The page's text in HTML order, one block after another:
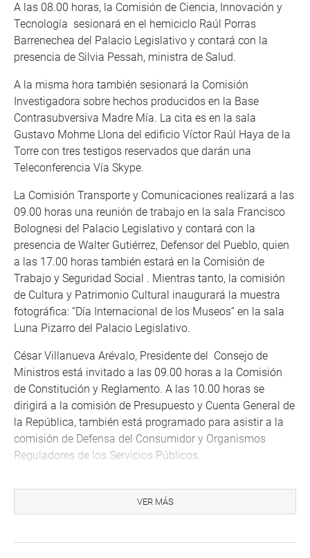
A las 08.00 horas, la Comisión de Ciencia, Innovación y
Tecnología sesionará en el hemiciclo Raúl Porras
Barrenechea del Palacio Legislativo y contará con la
presencia de Silvia Pessah, ministra de Salud.
A la misma hora también sesionará la Comisión
Investigadora sobre hechos producidos en la Base
Contrasubversiva Madre Mía. La cita es en la sala
Gustavo Mohme Llona del edificio Víctor Raúl Haya de la
Torre con tres testigos reservados que darán una
Teleconferencia Vía Skype.
La Comisión Transporte y Comunicaciones realizará a las
09.00 horas una reunión de trabajo en la sala Francisco
Bolognesi del Palacio Legislativo y contará con la
presencia de Walter Gutiérrez, Defensor del Pueblo, quien
a las 17.00 horas también estará en la Comisión de
Trabajo y Seguridad Social . Mientras tanto, la comisión
de Cultura y Patrimonio Cultural inaugurará la muestra
fotográfica: “Día Internacional de los Museos“ en la sala
Luna Pizarro del Palacio Legislativo.
César Villanueva Arévalo, Presidente del Consejo de
Ministros está invitado a las 09.00 horas a la Comisión
de Constitución y Reglamento. A las 10.00 horas se
dirigirá a la comisión de Presupuesto y Cuenta General de
la República, también está programado para asistir a la
comisión de Defensa del Consumidor y Organismos
Reguladores de los Servicios Públicos.
conferencia de prensa sobre el Spot Publicitario Yo
También Juego contra la Violencia Sexual, a las 10.00
VER MÁS